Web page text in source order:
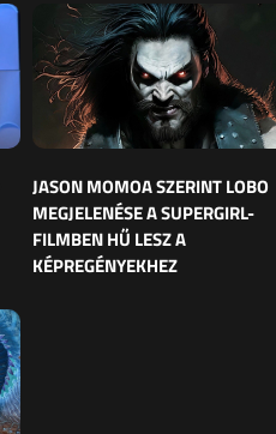
JASON MOMOA SZERINT LOBO
MEGJELENÉSE A SUPERGIRL-
FILMBEN HŰ LESZ A
KÉPREGÉNYEKHEZ